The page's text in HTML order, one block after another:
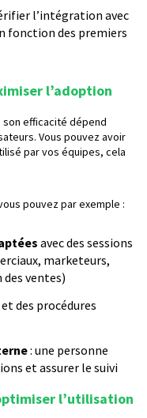
l’intégration avec
fonction des premiers
l’adoption
son efficacité dépend
Vous pouvez avoir
par vos équipes, cela
pouvez par exemple :
avec des sessions
marketeurs,
ventes)
et des procédures
: une personne
et assurer le suivi
l’utilisation